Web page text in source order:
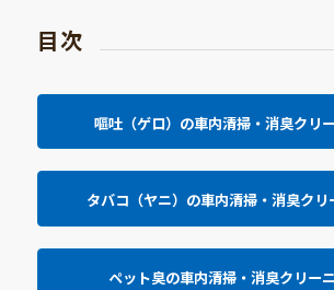
目次
嘔吐（ゲロ）の車内清掃・消臭クリ
タバコ（ヤニ）の車内清掃・消臭クリ
ペット臭の車内清掃・消臭クリー